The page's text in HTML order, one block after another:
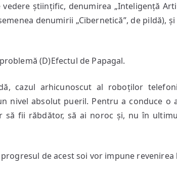
științific, denumirea „Inteligență
denumirii „Cibernetică”, de pildă),
(D)Efectul de Papagal.
cazul arhicunoscut al roboților
nivel absolut pueril. Pentru a conduce o
să fii răbdător, să ai noroc și, nu în
de acest soi vor impune